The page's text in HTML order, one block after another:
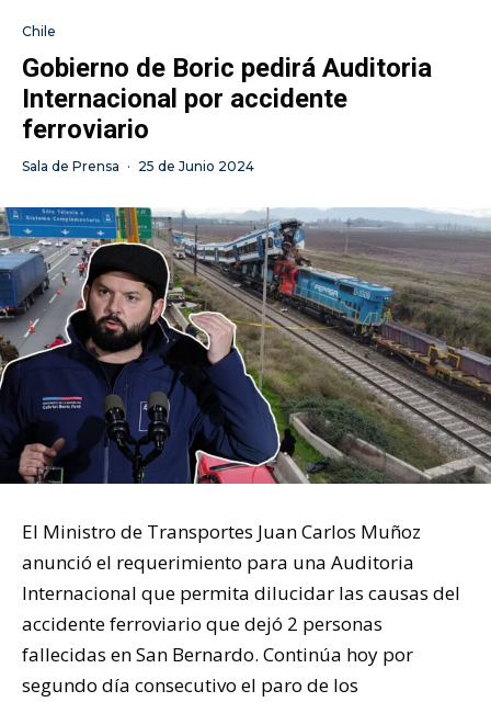
Chile
Gobierno de Boric pedirá Auditoria
Internacional por accidente
ferroviario
Sala de Prensa · 25 de Junio 2024
El Ministro de Transportes Juan Carlos Muñoz
anunció el requerimiento para una Auditoria
Internacional que permita dilucidar las causas del
accidente ferroviario que dejó 2 personas
fallecidas en San Bernardo. Continúa hoy por
segundo día consecutivo el paro de los